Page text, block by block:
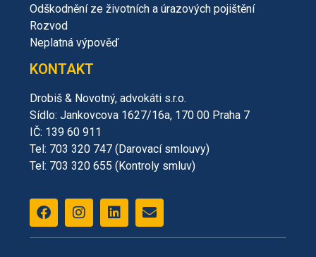
Odškodnění ze životních a úrazových pojištění
Rozvod
Neplatná výpověď
KONTAKT
Drobiš & Novotný, advokáti s.r.o.
Sídlo: Jankovcova 1627/16a, 170 00 Praha 7
IČ: 139 60 911
Tel: 703 320 747 (Darovací smlouvy)
Tel: 703 320 655 (Kontroly smluv)